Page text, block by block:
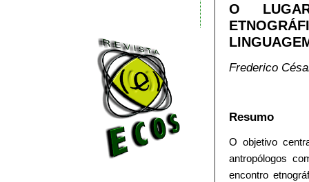
O
Frederico
Resumo
O objetivo
antropólogos
encontro